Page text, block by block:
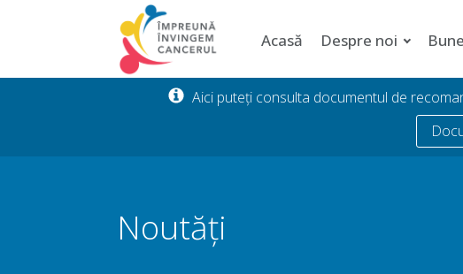
Acasă Despre noi
Aici puteți consulta documentul de
Noutăți